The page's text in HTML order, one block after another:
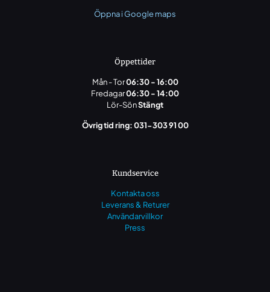
Öppna i Google maps
Öppettider
Mån - Tor06:30 - 16:00
Fredagar06:30 - 14:00
Lör-SönStängt
Övrig tid ring: 031-303 91 00
Kundservice
Kontakta oss
Leverans & Returer
Användarvillkor
Press